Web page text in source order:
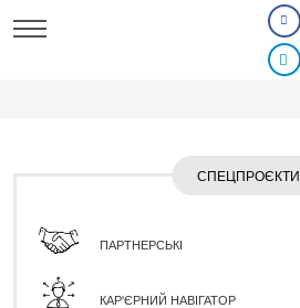
СПЕЦПРОЄКТИ
ПАРТНЕРСЬКІ
КАР'ЄРНИЙ НАВІГАТОР